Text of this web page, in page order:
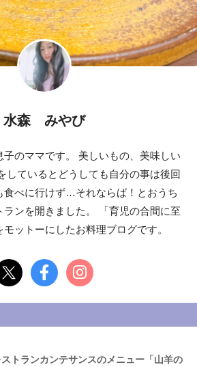
水森 みやび
のママです。 美しいもの、美味しい
しているとどうしても自分の事は後回
食べに行けず…それならば！とおうち
ランを開きました。 「育児の合間に至
ットーにしたお料理ブログです。
トランカンテサンスのメニュー「山羊の